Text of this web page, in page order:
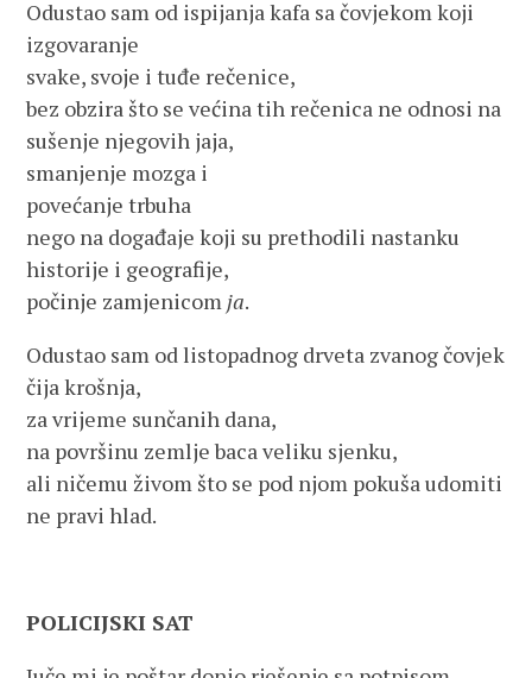
Odustao sam od ispijanja kafa sa čovjekom koji
izgovaranje
svake, svoje i tuđe rečenice,
bez obzira što se većina tih rečenica ne odnosi na
sušenje njegovih jaja,
smanjenje mozga i
povećanje trbuha
nego na događaje koji su prethodili nastanku
historije i geografije,
počinje zamjenicomja.
Odustao sam od listopadnog drveta zvanog čovjek
čija krošnja,
za vrijeme sunčanih dana,
na površinu zemlje baca veliku sjenku,
ali ničemu živom što se pod njom pokuša udomiti
ne pravi hlad.
POLICIJSKI SAT